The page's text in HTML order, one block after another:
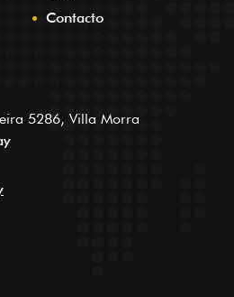
Contacto
5286, Villa Morra